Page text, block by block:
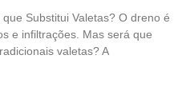
Substitui Valetas? O dreno é
e infiltrações. Mas será que
valetas? A